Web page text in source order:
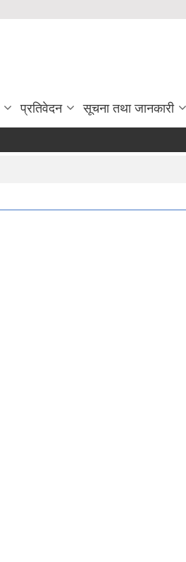
प्रतिवेदन सूचना तथा जानकारी